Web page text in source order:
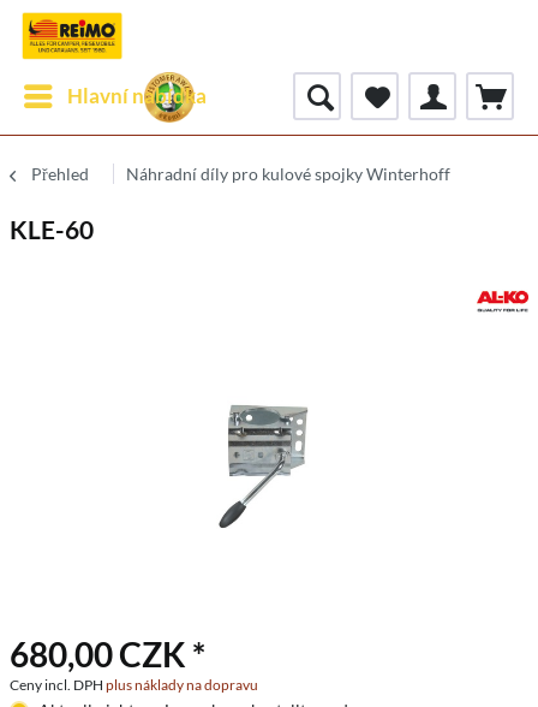
Hlavní nabídka
Přehled Náhradní díly pro kulové spojky Winterhoff
KLE-60
680,00 CZK *
Ceny incl. DPH plus náklady na dopravu